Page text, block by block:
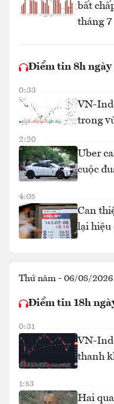
bất
tháng 7
Điểm tin 8h ngày
0:33
VN-
trong
2:20
Uber
cuộc
4:05
Can
lại hiệu
Thứ năm - 06/08/2026
Điểm tin 18h
0:31
VN-
thanh
1:53
Hai